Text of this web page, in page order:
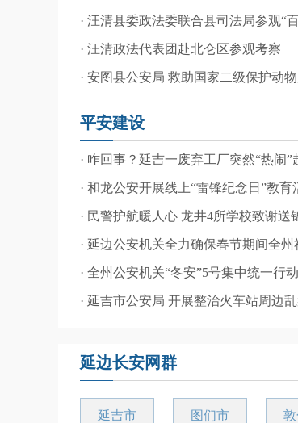
· 汪清县委政法委联合县司法局参观“
· 汪清政法代表团赴北仑区参观考察
· 安图县公安局 救助国家二级保护动
平安建设
· 咋回事？延吉一废弃工厂突然“热闹
· 和龙公安开展线上“雷锋纪念日”教育
· 民警护航暖人心 龙井4所学校致谢送
· 延边公安机关全力确保春节期间全州
· 全州公安机关“冬安”5号集中统一行
· 延吉市公安局 开展整治火车站周边
延边长安网群
延吉市 图们市